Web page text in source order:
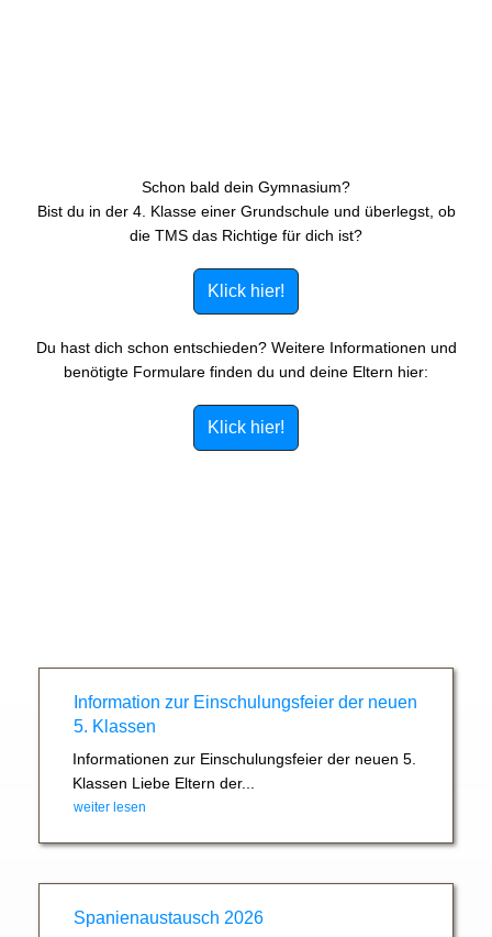
Schon bald dein Gymnasium?
Bist du in der 4. Klasse einer Grundschule und überlegst, ob
die TMS das Richtige für dich ist?
Klick hier!
Du hast dich schon entschieden? Weitere Informationen und
benötigte Formulare finden du und deine Eltern hier:
Klick hier!
Information zur Einschulungsfeier der neuen
5. Klassen
Informationen zur Einschulungsfeier der neuen 5.
Klassen Liebe Eltern der...
weiter lesen
Spanienaustausch 2026